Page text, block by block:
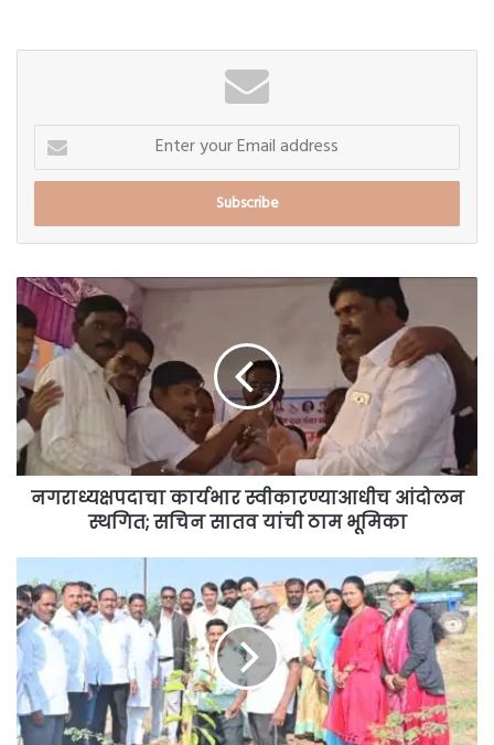
Enter
your
Email
नगराध्यक्षपदाचा
कार्यभार
स्वीकारण्याआधीच
आंदोलन
स्थगित;
सचिन
सातव
यांची
ठाम
भूमिका
नगराध्यक्षपदाचा कार्यभार स्वीकारण्याआधीच आंदोलन
स्थगित; सचिन सातव यांची ठाम भूमिका
काळाची
गरज:
किशोर